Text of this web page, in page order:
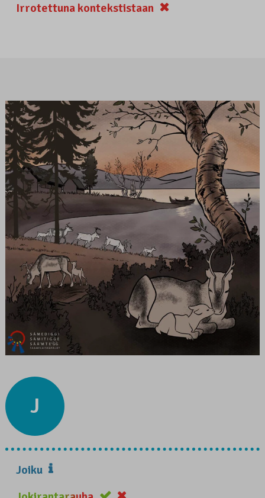
Irrotettuna kontekstistaan
J
Joiku